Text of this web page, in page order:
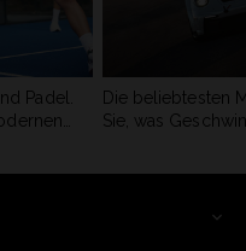
Padel.
Die beliebtesten
Sie, was